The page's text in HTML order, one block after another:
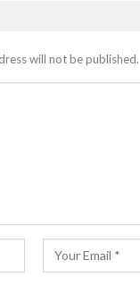
will not be published.